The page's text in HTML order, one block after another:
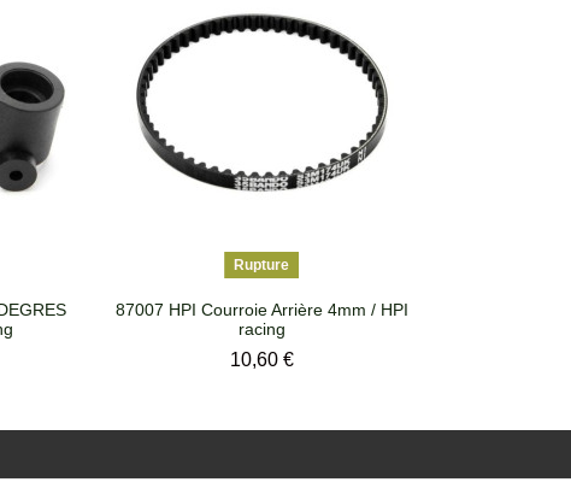
Rupture
87007 HPI Courroie Arrière 4mm / HPI
racing
Prix
10,60 €